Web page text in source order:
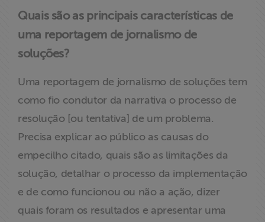
Quais são as principais características de
uma reportagem de jornalismo de
soluções?
Uma reportagem de jornalismo de soluções tem
como fio condutor da narrativa o processo de
resolução [ou tentativa] de um problema.
Precisa explicar ao público as causas do
empecilho citado, quais são as limitações da
solução, detalhar o processo da implementação
e de como funcionou ou não a ação, dizer
quais foram os resultados e apresentar uma